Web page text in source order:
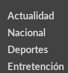
Actualidad
Nacional
Deportes
Entretención